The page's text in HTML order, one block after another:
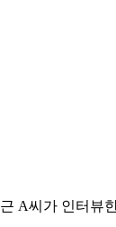
A씨가 인터뷰